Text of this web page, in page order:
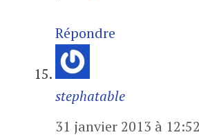
Répondre
stephatable
31 janvier 2013 à